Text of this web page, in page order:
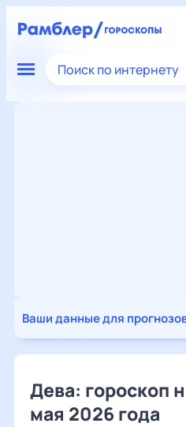
Поиск по интернету
Ваши данные для
Дева: гороскоп
мая 2026 года